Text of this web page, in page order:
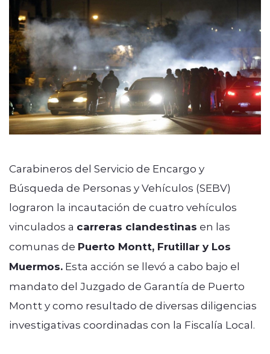
Carabineros del Servicio de Encargo y
Búsqueda de Personas y Vehículos (SEBV)
lograron la incautación de cuatro vehículos
vinculados a carreras clandestinas en las
comunas de Puerto Montt, Frutillar y Los
Muermos. Esta acción se llevó a cabo bajo el
mandato del Juzgado de Garantía de Puerto
Montt y como resultado de diversas diligencias
investigativas coordinadas con la Fiscalía Local.